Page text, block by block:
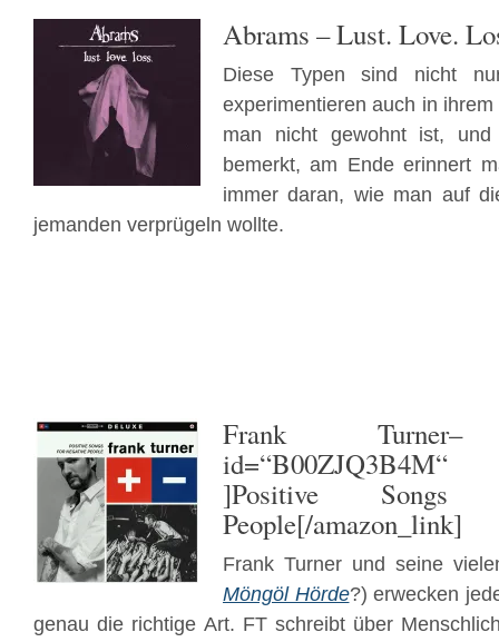
Abrams –Lust. Love.
Diese Typen sind nicht
experimentieren auch in
man nicht gewohnt ist,
bemerkt, am Ende erinnert
immer daran, wie man auf
jemanden verprügeln wollte.
Frank Turner–
id=“B00ZJQ3B4M“
]Positive Songs
People[/amazon_link]
Frank Turner und seine
Möngöl Hörde?) erwecken
genau die richtige Art. FT schreibt über